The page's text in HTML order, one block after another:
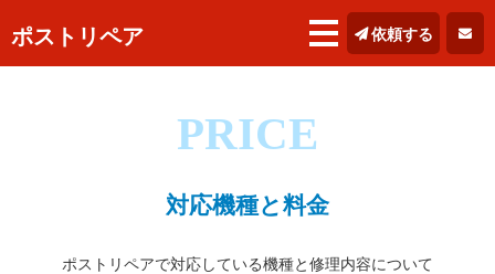
ポストリペア 依頼する
PRICE
対応機種と料金
ポストリペアで対応している機種と修理内容について